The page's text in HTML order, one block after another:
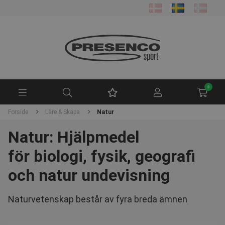
0
Forside Läre & Skapa Natur
Natur: Hjälpmedel
för biologi, fysik, geografi
och natur undevisning
Naturvetenskap består av fyra breda ämnen